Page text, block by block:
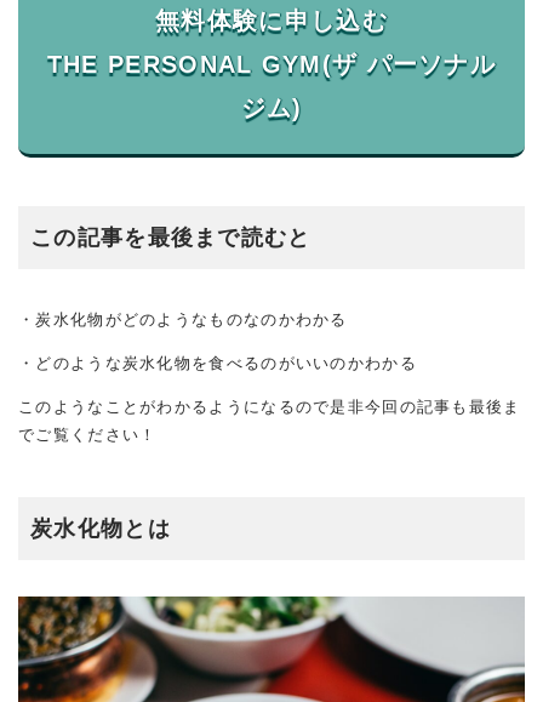
無料体験に申し込む
THE PERSONAL GYM(ザ パーソナル
この記事を最後まで読むと
・炭水化物がどのようなものなのかわかる
・どのような炭水化物を食べるのがいいのかわかる
このようなことがわかるようになるので是非今回の記事も最後ま
でご覧ください！
炭水化物とは